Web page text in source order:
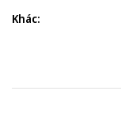
Khác: